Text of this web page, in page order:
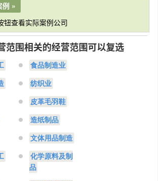
例 »
钮查看实际案例公司
范围相关的经营范围可以复选
食品制造业
纺织业
皮革毛羽鞋
造纸制品
文体用品制造
化学原料及制
品